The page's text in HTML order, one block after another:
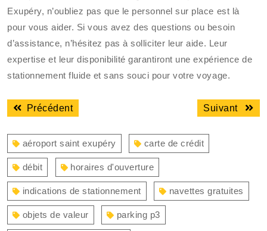
Exupéry, n’oubliez pas que le personnel sur place est là
pour vous aider. Si vous avez des questions ou besoin
d’assistance, n’hésitez pas à solliciter leur aide. Leur
expertise et leur disponibilité garantiront une expérience de
stationnement fluide et sans souci pour votre voyage.
Navigation
de
l’article
PrécédentArticle
:
Suivant
aéroport saint exupéry carte de crédit
débit horaires d'ouverture
indications de stationnement navettes gratuites
objets de valeur parking p3